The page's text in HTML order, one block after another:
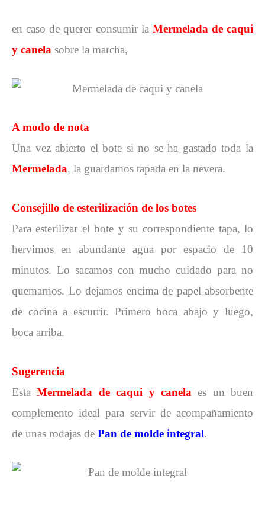
en caso de querer consumir la Mermelada de caqui
y canela sobre la marcha,
A modo de nota
Una vez abierto el bote si no se ha gastado toda la
Mermelada, la guardamos tapada en la nevera.
Consejillo de esterilización de los botes
Para esterilizar el bote y su correspondiente tapa, lo
hervimos en abundante agua por espacio de 10
minutos. Lo sacamos con mucho cuidado para no
quemarnos. Lo dejamos encima de papel absorbente
de cocina a escurrir. Primero boca abajo y luego,
boca arriba.
Sugerencia
EstaMermelada de caqui y canela es un buen
complemento ideal para servir de acompañamiento
de unas rodajas de Pan de molde integral.